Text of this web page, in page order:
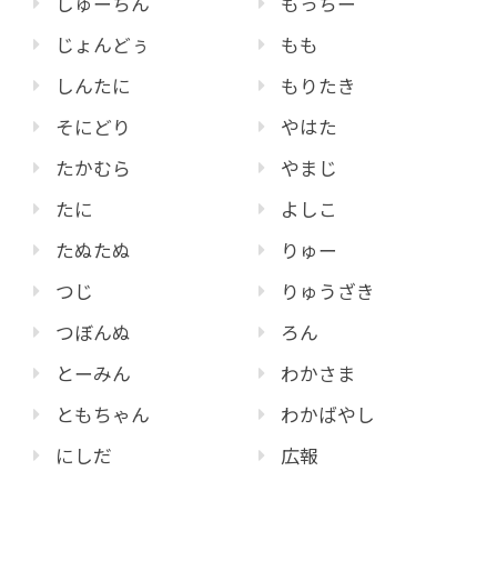
じょんどぅ
しんたに
そにどり
たかむら
たに
たぬたぬ
つじ
つぼんぬ
とーみん
ともちゃん
にしだ
もも
もりたき
やはた
やまじ
よしこ
りゅー
りゅうざき
ろん
わかさま
わかばやし
広報